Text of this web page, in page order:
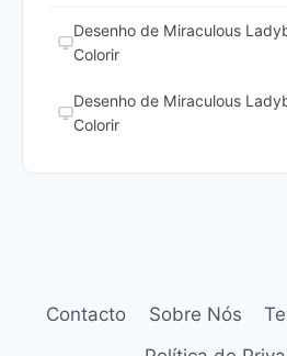
Desenho de Miraculous
Colorir
Desenho de Miraculous
Colorir
Contacto Sobre Nós